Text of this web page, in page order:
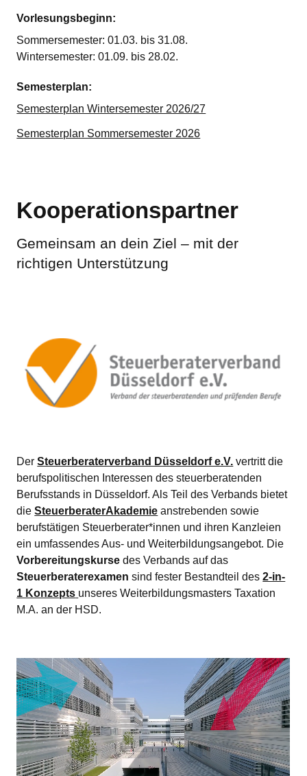
Vorlesungsbeginn:
Sommersemester: 01.03. bis 31.08.
Wintersemester: 01.09. bis 28.02.
Semesterplan:
Semesterplan Wintersemester 2026/27
Semesterplan Sommersemester 2026
Kooperationspartner
Gemeinsam an dein Ziel – mit der
richtigen Unterstützung
DerSteuerberaterverband Düsseldorf e.V. vertritt die
berufspolitischen Interessen des steuerberatenden
Berufsstands in Düsseldorf. Als Teil des Verbands bietet
dieSteuerberaterAkademie anstrebenden sowie
berufstätigen Steuerberater*innen und ihren Kanzleien
ein umfassendes Aus- und Weiterbildungsangebot. Die
Vorbereitungskursedes Verbands auf das
Steuerberaterexamensind fester Bestandteil des2-in-
1 Konzepts unseres Weiterbildungsmasters Taxation
M.A. an der HSD.